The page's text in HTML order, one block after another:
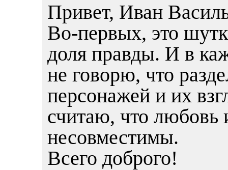
Привет, Иван
Во-первых, это
доля правды. И в
не говорю, что
персонажей и их
считаю, что любовь
несовместимы.
Всего доброго!